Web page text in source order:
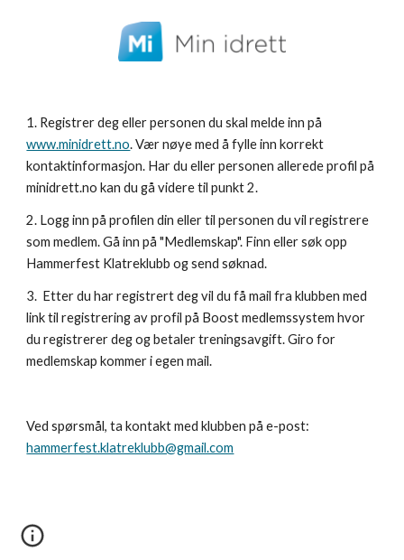
www.minidrett.no. Vær nøye med å fylle inn korrekt
kontaktinformasjon. Har du eller personen allerede profil på
minidrett.no kan du gå videre til punkt 2.
2. Logg inn på profilen din eller til personen du vil registrere
som medlem. Gå inn på "Medlemskap". Finn eller søk opp
Hammerfest Klatreklubb og send søknad.
3. Etter du har registrert deg vil du få mail fra klubben med
link til registrering av profil på Boost medlemssystem hvor
du registrerer deg og betaler treningsavgift. Giro for
medlemskap kommer i egen mail.
hammerfest.klatreklubb@gmail.com